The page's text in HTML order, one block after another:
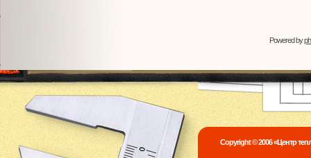
Powered by
Copyright © 2006 «Центр